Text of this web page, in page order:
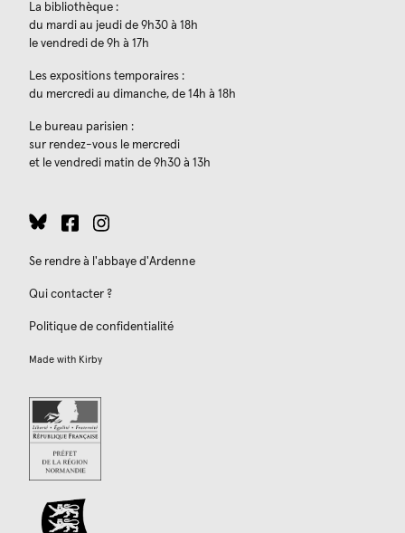
La bibliothèque :
du mardi au jeudi de 9h30 à 18h
le vendredi de 9h à 17h
Les expositions temporaires :
du mercredi au dimanche, de 14h à 18h
Le bureau parisien :
sur rendez-vous le mercredi
et le vendredi matin de 9h30 à 13h
Se rendre à l'abbaye d'Ardenne
Qui contacter ?
Politique de confidentialité
Made with Kirby